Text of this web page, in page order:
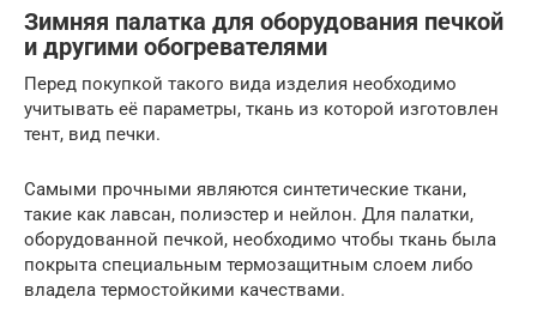
Зимняя палатка для оборудования печкой
и другими обогревателями
Перед покупкой такого вида изделия необходимо
учитывать её параметры, ткань из которой изготовлен
тент, вид печки.
Самыми прочными являются синтетические ткани,
такие как лавсан, полиэстер и нейлон. Для палатки,
оборудованной печкой, необходимо чтобы ткань была
покрыта специальным термозащитным слоем либо
владела термостойкими качествами.